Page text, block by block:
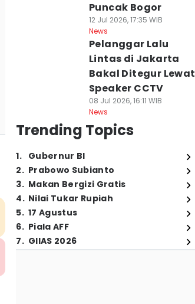
Puncak Bogor
12 Jul 2026, 17:35 WIB
News
Pelanggar Lalu
Lintas di Jakarta
Bakal Ditegur Lewat
Speaker CCTV
08 Jul 2026, 16:11 WIB
News
Trending Topics
1. Gubernur BI
2. Prabowo Subianto
3. Makan Bergizi Gratis
4. Nilai Tukar Rupiah
5. 17 Agustus
6. Piala AFF
7. GIIAS 2026